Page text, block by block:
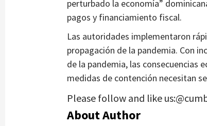
perturbado la economía”
pagos y financiamiento fiscal.
Las autoridades implementaron
propagación de la pandemia. Con
de la pandemia, las consecuencias
medidas de contención necesitan
Please follow and like
About Author